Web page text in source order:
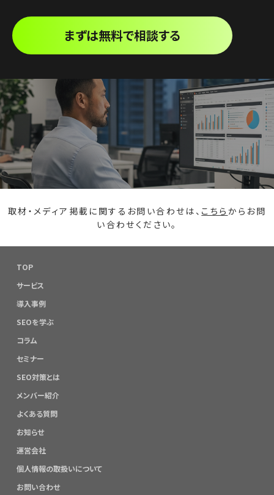
まずは無料で相談する
取材・メディア掲載に関するお問い合わせは、 こちら からお問
い合わせください。
TOP
サービス
導入事例
SEOを学ぶ
コラム
セミナー
SEO対策とは
メンバー紹介
よくある質問
お知らせ
運営会社
個人情報の取扱いについて
お問い合わせ